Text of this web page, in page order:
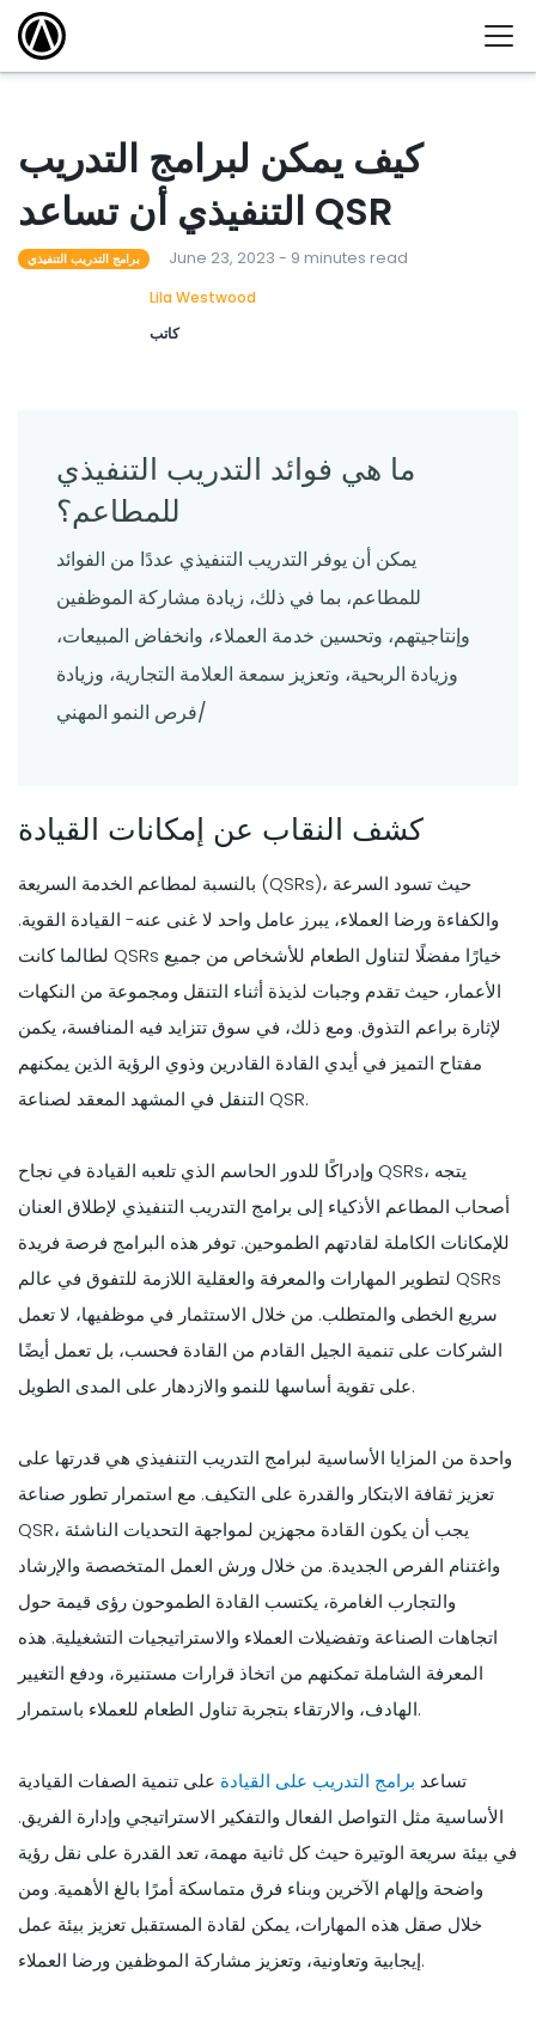
كيف يمكن لبرامج التدريب
التنفيذي أن تساعد QSR
برامج التدريب التنفيذي
June 23, 2023 - 9 minutes read
Lila Westwood
كاتب
ما هي فوائد التدريب التنفيذي
للمطاعم؟
يمكن أن يوفر التدريب التنفيذي عددًا من الفوائد
للمطاعم، بما في ذلك، زيادة مشاركة الموظفين
وإنتاجيتهم، وتحسين خدمة العملاء، وانخفاض المبيعات،
وزيادة الربحية، وتعزيز سمعة العلامة التجارية، وزيادة
فرص النمو المهني/
كشف النقاب عن إمكانات القيادة
بالنسبة لمطاعم الخدمة السريعة (QSRs)، حيث تسود السرعة
والكفاءة ورضا العملاء، يبرز عامل واحد لا غنى عنه- القيادة القوية.
لطالما كانت QSRs خيارًا مفضلًا لتناول الطعام للأشخاص من جميع
الأعمار، حيث تقدم وجبات لذيذة أثناء التنقل ومجموعة من النكهات
لإثارة براعم التذوق. ومع ذلك، في سوق تتزايد فيه المنافسة، يكمن
مفتاح التميز في أيدي القادة القادرين وذوي الرؤية الذين يمكنهم
التنقل في المشهد المعقد لصناعة QSR.
وإدراكًا للدور الحاسم الذي تلعبه القيادة في نجاح QSRs، يتجه
أصحاب المطاعم الأذكياء إلى برامج التدريب التنفيذي لإطلاق العنان
للإمكانات الكاملة لقادتهم الطموحين. توفر هذه البرامج فرصة فريدة
لتطوير المهارات والمعرفة والعقلية اللازمة للتفوق في عالم QSRs
سريع الخطى والمتطلب. من خلال الاستثمار في موظفيها، لا تعمل
الشركات على تنمية الجيل القادم من القادة فحسب، بل تعمل أيضًا
على تقوية أساسها للنمو والازدهار على المدى الطويل.
واحدة من المزايا الأساسية لبرامج التدريب التنفيذي هي قدرتها على
تعزيز ثقافة الابتكار والقدرة على التكيف. مع استمرار تطور صناعة
QSR، يجب أن يكون القادة مجهزين لمواجهة التحديات الناشئة
واغتنام الفرص الجديدة. من خلال ورش العمل المتخصصة والإرشاد
والتجارب الغامرة، يكتسب القادة الطموحون رؤى قيمة حول
اتجاهات الصناعة وتفضيلات العملاء والاستراتيجيات التشغيلية. هذه
المعرفة الشاملة تمكنهم من اتخاذ قرارات مستنيرة، ودفع التغيير
الهادف، والارتقاء بتجربة تناول الطعام للعملاء باستمرار.
تساعد برامج التدريب على القيادة على تنمية الصفات القيادية
الأساسية مثل التواصل الفعال والتفكير الاستراتيجي وإدارة الفريق.
في بيئة سريعة الوتيرة حيث كل ثانية مهمة، تعد القدرة على نقل رؤية
واضحة وإلهام الآخرين وبناء فرق متماسكة أمرًا بالغ الأهمية. ومن
خلال صقل هذه المهارات، يمكن لقادة المستقبل تعزيز بيئة عمل
إيجابية وتعاونية، وتعزيز مشاركة الموظفين ورضا العملاء.